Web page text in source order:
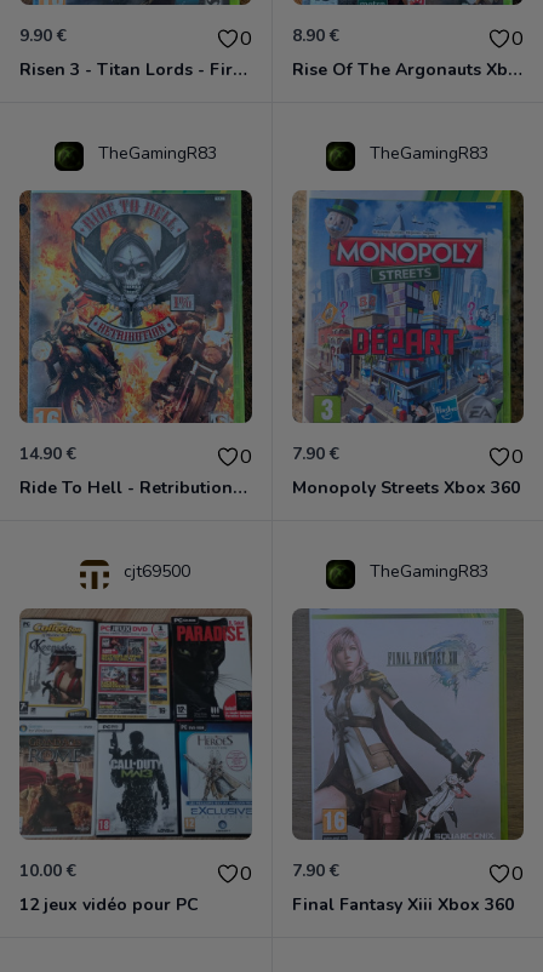
9.90 € 0
Risen 3 - Titan Lords - First Edition Xbox 360
8.90 € 0
Rise Of The Argonauts Xbox 360
TheGamingR83
14.90 € 0
Ride To Hell - Retribution Xbox 360
TheGamingR83
7.90 € 0
Monopoly Streets Xbox 360
cjt69500
10.00 € 0
12 jeux vidéo pour PC
TheGamingR83
7.90 € 0
Final Fantasy Xiii Xbox 360